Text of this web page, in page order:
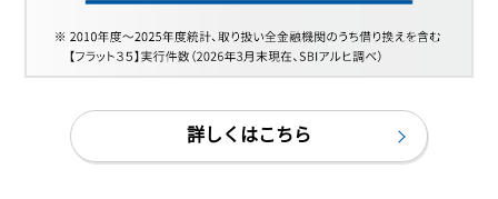
詳しくはこちら